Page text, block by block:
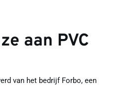
aan PVC
van het bedrijf Forbo, een